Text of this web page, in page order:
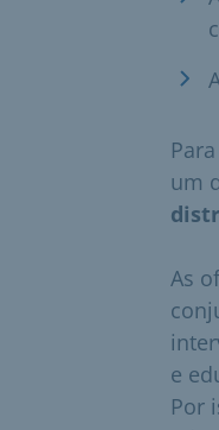
um
As
e
Por